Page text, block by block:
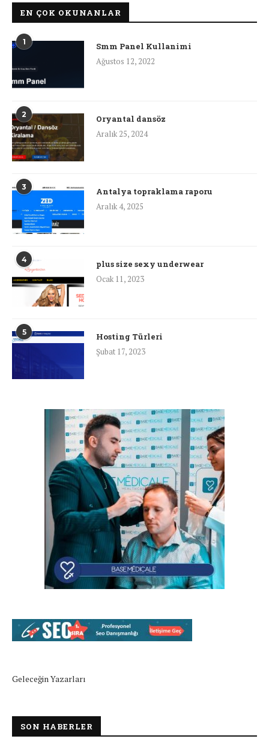
EN ÇOK OKUNANLAR
1
Smm Panel Kullanimi
Ağustos 12, 2022
2
Oryantal dansöz
Aralık 25, 2024
3
Antalya topraklama raporu
Aralık 4, 2025
4
plus size sexy underwear
Ocak 11, 2023
5
Hosting Türleri
Şubat 17, 2023
Geleceğin Yazarları
SON HABERLER